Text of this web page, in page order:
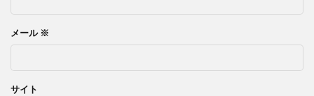
メール ※
サイト